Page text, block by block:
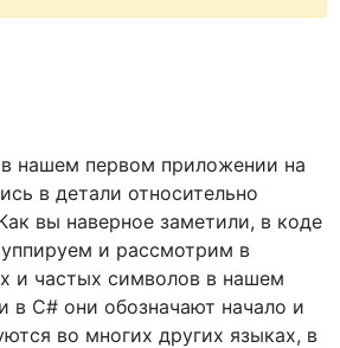
нашем первом приложении на
в детали относительно
вы наверное заметили, в коде
и рассмотрим в
и частых символов в нашем
C# они обозначают начало и
во многих других языках, в